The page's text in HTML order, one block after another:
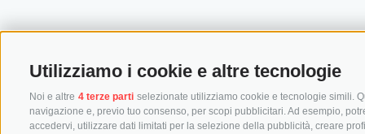
Utilizziamo i cookie e altre tecnologie
Noi e altre 4 terze parti selezionate utilizziamo cookie e tecnologie simili.
navigazione e, previo tuo consenso, per scopi pubblicitari. Ad esempio,
accedervi, utilizzare dati limitati per la selezione della pubblicità, creare